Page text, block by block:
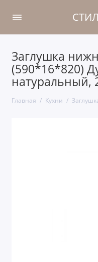
Заглушка
(590*16*820)
натуральный,
Главная Кухни